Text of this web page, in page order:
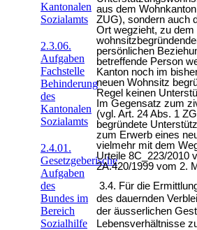
Kantonalen
Sozialamts
2.3.06.
Aufgaben
Fachstelle
Behinderung
des
Kantonalen
Sozialamts
2.4.01.
Gesetzgeberische
Aufgaben
des
Bundes im
Bereich
Sozialhilfe
aus dem
ZUG), sondern auch
Ort wegzieht, zu dem
persönlichen
betreffende Person
Kanton noch im
neuen Wohnsitz
Regel keinen
Im Gegensatz zum
(vgl. Art. 24 Abs. 1
begründete
zum Erwerb eines
vielmehr mit dem
Urteile 8C_223/2010
2A.420/1999 vom 2.
3.4. Für die
des dauernden
der äusserlichen
Lebensverhältnisse